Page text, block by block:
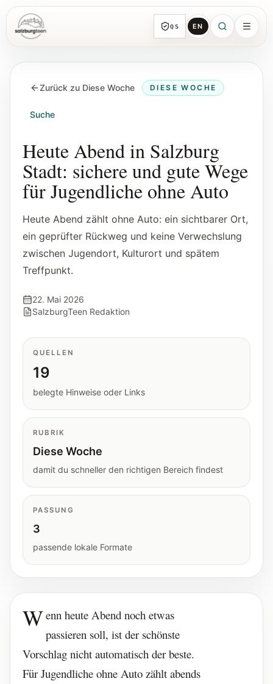
SalzburgTeen QS EN
Alle Themen-Rubriken mit repräsentativen
Von jeder Seite direkt zur nächsten
brauchbaren Spur.
Jugendrelevante Termine, Schnupperstunden
und geprüfte Einreichungen.
Tools
Interaktive Planer und schnelle
Orientierungshilfen.
Anlaufstellen.
Updates
Was neu, geprüft oder erweitert wurde.
Zurück zu Diese Woche DIESE WOCHE
Suche
Heute Abend in Salzburg
Stadt: sichere und gute Wege
für Jugendliche ohne Auto
Heute Abend zählt ohne Auto: ein sichtbarer Ort,
ein geprüfter Rückweg und keine Verwechslung
zwischen Jugendort, Kulturort und spätem
Treffpunkt.
22. Mai 2026
SalzburgTeen Redaktion
QUELLEN
19
belegte Hinweise oder Links
RUBRIK
Diese Woche
damit du schneller den richtigen Bereich findest
PASSUNG
3
passende lokale Formate
Wenn heute Abend noch etwas
passieren soll, ist der schönste
Vorschlag nicht automatisch der beste.
Für Jugendliche ohne Auto zählt abends